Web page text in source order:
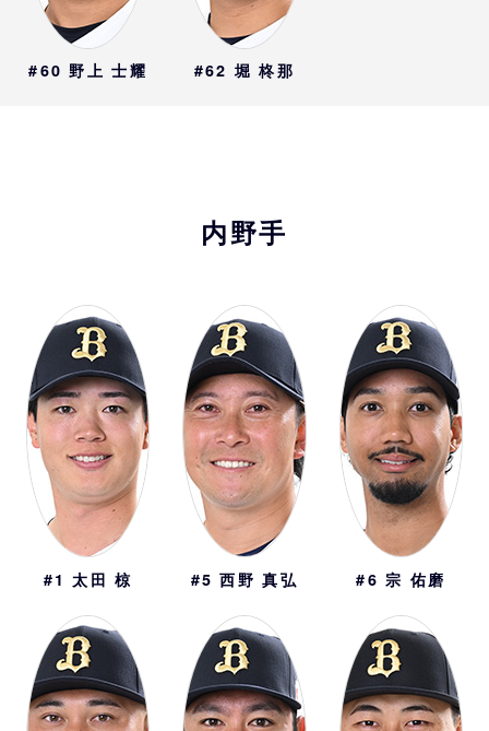
#60 野上 士耀 #62 堀 柊那
内野手
#1 太田 椋 #5 西野 真弘 #6 宗 佑磨